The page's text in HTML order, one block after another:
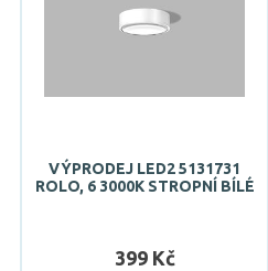
VÝPRODEJ LED2 5131731
ROLO, 6 3000K STROPNÍ BÍLÉ
399 Kč